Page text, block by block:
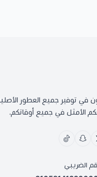
في توفير جميع العطور
الأمثل في جميع أوقاتكم.
الضريبي